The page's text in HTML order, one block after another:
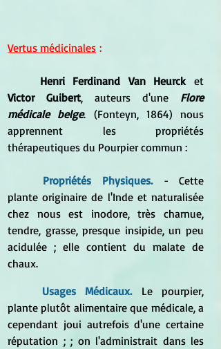
Vertus médicinales :
Henri Ferdinand Van Heurck
Victor Guibert, auteurs d'une Flore
médicale belge. (Fonteyn, 1864) nous
apprennent les propriétés
thérapeutiques du Pourpier commun :
Propriétés Physiques. - Cette
plante originaire de l'Inde et naturalisée
chez nous est inodore, très charnue,
tendre, grasse, presque insipide, un peu
acidulée ; elle contient du malate de
chaux.
Usages Médicaux. Le pourpier,
plante plutôt alimentaire que médicale, a
cependant joui autrefois d'une certaine
réputation ; ; on l'administrait dans les